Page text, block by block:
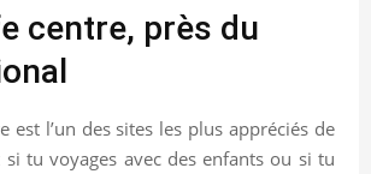
centre, près du
est l’un des sites les plus appréciés de
tu voyages avec des enfants ou si tu